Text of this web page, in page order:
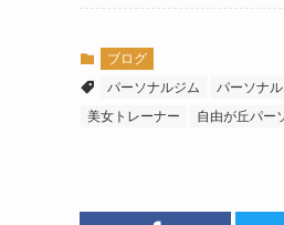
ブログ
パーソナルジム
パーソナ
美女トレーナー
自由が丘パー